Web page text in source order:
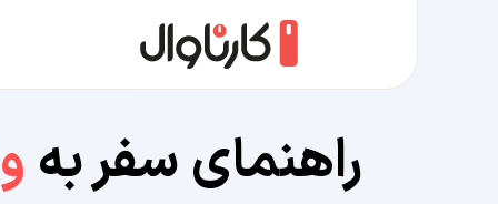
راهنمای سفر به